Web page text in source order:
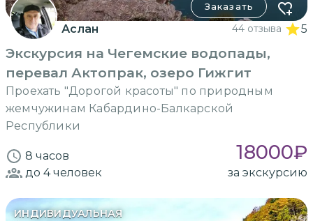
Заказать
Аслан 44 отзыва 5
Экскурсия на Чегемские водопады,
перевал Актопрак, озеро Гижгит
Проехать "Дорогой красоты" по природным
жемчужинам Кабардино-Балкарской
Республики
8 часов 18000₽
до 4человек за экскурсию
ИНДИВИДУАЛЬНАЯ